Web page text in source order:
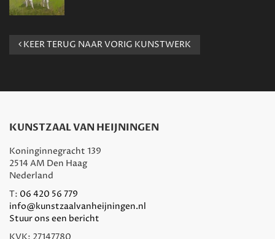
KEER TERUG NAAR VORIG KUNSTWERK
KUNSTZAAL VAN HEIJNINGEN
Koninginnegracht 139
2514 AM Den Haag
Nederland
T: 06 420 56 779
info@kunstzaalvanheijningen.nl
Stuur ons een bericht